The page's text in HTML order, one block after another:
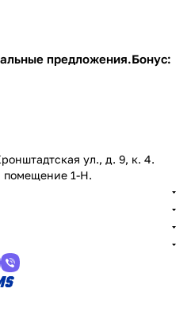
предложения.Бонус:
ул., д. 9, к. 4.
помещение 1-Н.